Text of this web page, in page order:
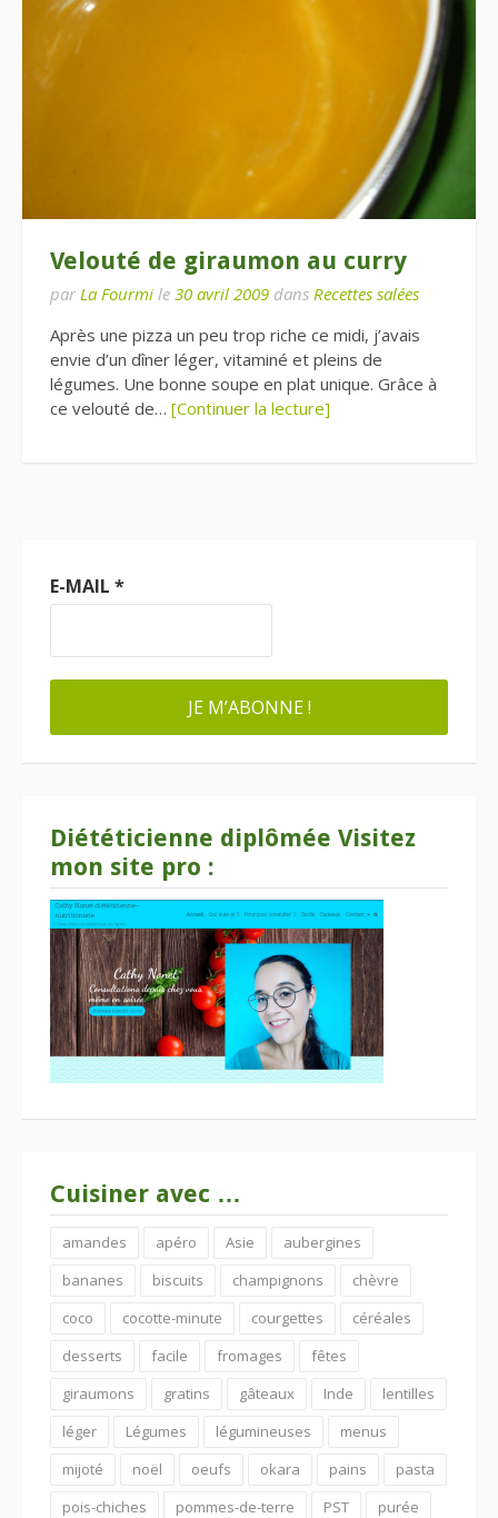
Velouté de giraumon au curry
par La Fourmi le 30 avril 2009 dans Recettes salées
Après une pizza un peu trop riche ce midi, j’avais
envie d’un dîner léger, vitaminé et pleins de
légumes. Une bonne soupe en plat unique. Grâce à
ce velouté de… [Continuer la lecture]
E-MAIL *
Diététicienne diplômée Visitez
mon site pro :
Cuisiner avec …
amandes apéro Asie
aubergines
bananes
biscuits champignons
chèvre
coco
cocotte-minute courgettes
céréales
desserts
facile fromages
fêtes
giraumons
gratins gâteaux Inde
lentilles
léger
Légumes légumineuses
menus
mijoté
noël oeufs okara pains
pasta
pois-chiches
pommes-de-terre PST
purée